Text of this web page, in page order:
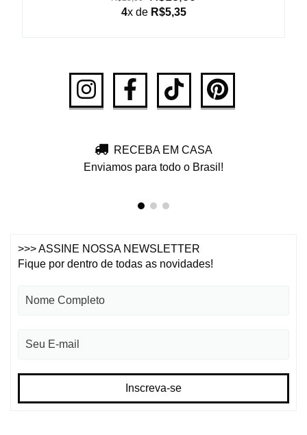
4x de R$5,35
RECEBA EM CASA
Enviamos para todo o Brasil!
>>> ASSINE NOSSA NEWSLETTER
Fique por dentro de todas as novidades!